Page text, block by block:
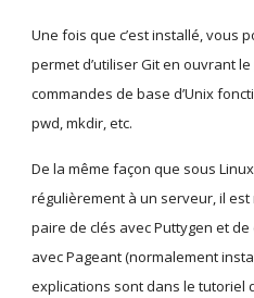
Une fois que c’est installé, vous
permet d’utiliser Git en ouvrant
commandes de base d’Unix
pwd, mkdir, etc.
De la même façon que sous
régulièrement à un serveur, il
paire de clés avec Puttygen et
avec Pageant (normalement